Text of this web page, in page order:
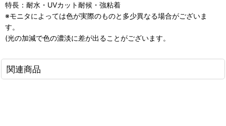
特長：耐水・UVカット耐候・強粘着
※モニタによっては色が実際のものと多少異なる場合がございま
す。
(光の加減で色の濃淡に差が出ることがございます。
関連商品